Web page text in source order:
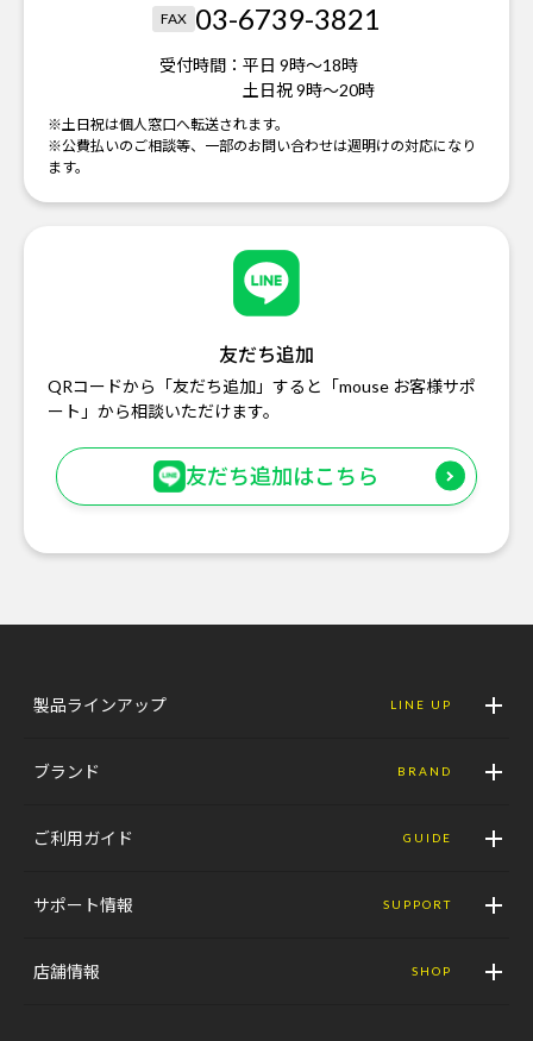
FAX 03-6739-3821
受付時間： 平日 9時～18時
土日祝 9時～20時
※土日祝は個人窓口へ転送されます。
※公費払いのご相談等、一部のお問い合わせは週明けの対応になり
ます。
友だち追加
QRコードから「友だち追加」すると「mouse お客様サポ
ート」から相談いただけます。
友だち追加はこちら
製品ラインアップ LINE UP
ブランド BRAND
ご利用ガイド GUIDE
サポート情報 SUPPORT
店舗情報 SHOP